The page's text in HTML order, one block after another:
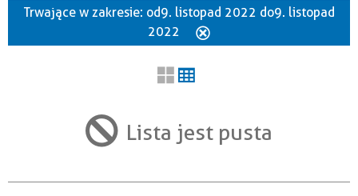
Szukana fraza
Trwające w zakresie
Trwające w zakresie: od 9. listopad 2022 do 9. listopad
2022
Lista jest pusta